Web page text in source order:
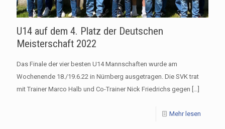
U14 auf dem 4. Platz der Deutschen
Meisterschaft 2022
Das Finale der vier besten U14 Mannschaften wurde am
Wochenende 18./19.6.22 in Nürnberg ausgetragen. Die SVK trat
mit Trainer Marco Halb und Co-Trainer Nick Friedrichs gegen […]
Mehr lesen